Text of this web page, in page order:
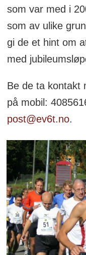
som var med i
som av ulike
gi de et hint om
med
Be de ta kontakt
på mobil:
post@ev6t.no.